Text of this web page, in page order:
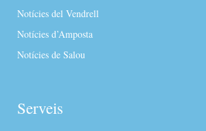
Notícies del Vendrell
Notícies d’Amposta
Notícies de Salou
Serveis